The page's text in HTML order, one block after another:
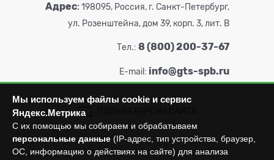
Адрес: 198095, Россия, г. Санкт-Петербург,
ул. Розенштейна, дом 39, корп. 3, лит. В
Тел.: 8 (800) 200-37-67
E-mail: info@gts-spb.ru
Мы используем файлы cookie и сервис
Яндекс.Метрика
С их помощью мы собираем и обрабатываем
персональные данные (IP-адрес, тип устройства, браузер,
ОС, информацию о действиях на сайте) для анализа